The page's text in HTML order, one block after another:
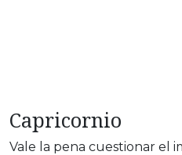
Capricornio
Vale la pena cuestionar el